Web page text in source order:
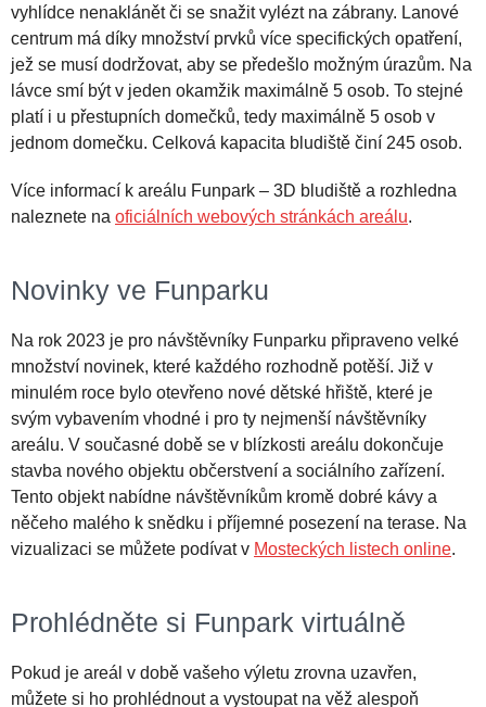
vyhlídce nenaklánět či se snažit vylézt na zábrany. Lanové
centrum má díky množství prvků více specifických opatření,
jež se musí dodržovat, aby se předešlo možným úrazům. Na
lávce smí být v jeden okamžik maximálně 5 osob. To stejné
platí i u přestupních domečků, tedy maximálně 5 osob v
jednom domečku. Celková kapacita bludiště činí 245 osob.
Více informací k areálu Funpark – 3D bludiště a rozhledna
naleznete na oficiálních webových stránkách areálu.
Novinky ve Funparku
Na rok 2023 je pro návštěvníky Funparku připraveno velké
množství novinek, které každého rozhodně potěší. Již v
minulém roce bylo otevřeno nové dětské hřiště, které je
svým vybavením vhodné i pro ty nejmenší návštěvníky
areálu. V současné době se v blízkosti areálu dokončuje
stavba nového objektu občerstvení a sociálního zařízení.
Tento objekt nabídne návštěvníkům kromě dobré kávy a
něčeho malého k snědku i příjemné posezení na terase. Na
vizualizaci se můžete podívat v Mosteckých listech online.
Prohlédněte si Funpark virtuálně
Pokud je areál v době vašeho výletu zrovna uzavřen,
můžete si ho prohlédnout a vystoupat na věž alespoň